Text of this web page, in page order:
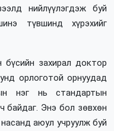
нийлүүлэгдэж буй
түвшинд хүрэхийг
захирал доктор
орлоготой орнуудад
нэг нь стандартын
байдаг. Энэ бол зөвхөн
аюул учруулж буй